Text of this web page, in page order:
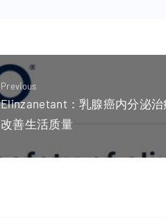
Previous
Elinzanetant：乳腺癌内分泌
改善生活质量